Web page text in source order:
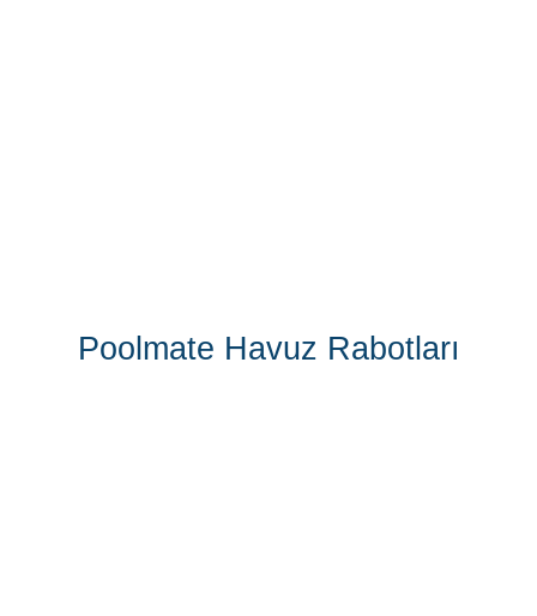
Poolmate Havuz Rabotları